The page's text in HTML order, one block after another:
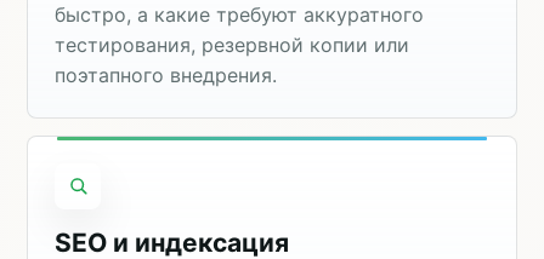
быстро, а какие требуют аккуратного
тестирования, резервной копии или
поэтапного внедрения.
SEO и индексация